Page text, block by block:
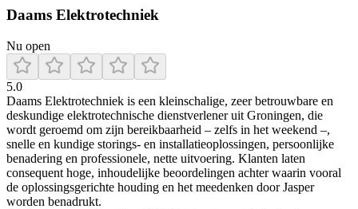
Daams Elektrotechniek
Nu open
5.0
Daams Elektrotechniek is een kleinschalige, zeer betrouwbare en
deskundige elektrotechnische dienstverlener uit Groningen, die
wordt geroemd om zijn bereikbaarheid – zelfs in het weekend –,
snelle en kundige storings‑ en installatieoplossingen, persoonlijke
benadering en professionele, nette uitvoering. Klanten laten
consequent hoge, inhoudelijke beoordelingen achter waarin vooral
de oplossingsgerichte houding en het meedenken door Jasper
worden benadrukt.